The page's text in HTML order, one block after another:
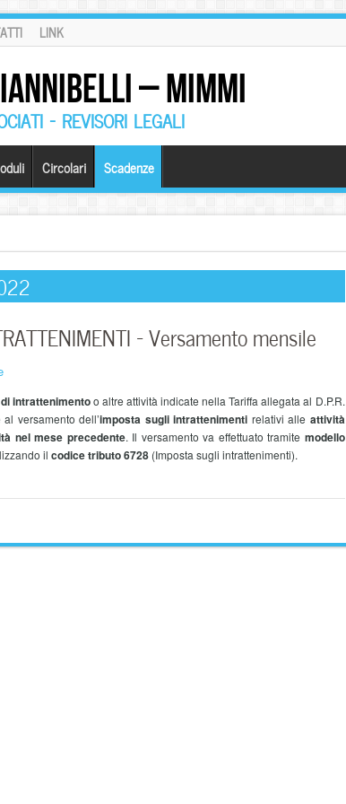
LINK
IANNIBELLI – MIMMI
– REVISORI LEGALI
Circolari Scadenze
– Versamento mensile
intrattenimentoo altre attività indicate nella Tariffa allegata al D.P.R.
versamento dell’imposta sugli intrattenimenti relativi alle attività
nel mese precedente. Il versamento va effettuato tramite modello
il codice tributo 6728(Imposta sugli intrattenimenti).